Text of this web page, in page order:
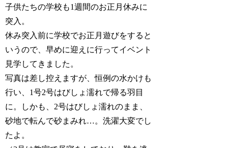
子供たちの学校も1週間のお正月休みに
突入。
休み突入前に学校でお正月遊びをすると
いうので、早めに迎えに行ってイベント
見学してきました。
写真は差し控えますが、恒例の水かけも
行い、1号2号はびしょ濡れで帰る羽目
に。しかも、2号はびしょ濡れのまま、
砂地で転んで砂まみれ…。洗濯大変でし
たよ。